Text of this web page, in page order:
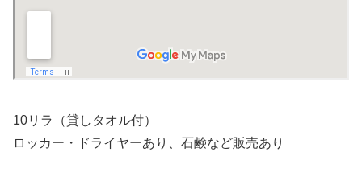
10リラ（貸しタオル付）
ロッカー・ドライヤーあり、石鹸など販売あり